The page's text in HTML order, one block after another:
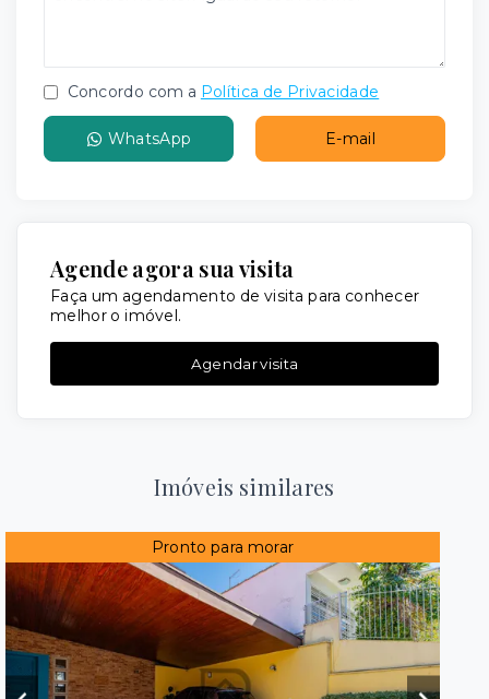
Concordo com a Política de Privacidade
WhatsApp E-mail
Agende agora sua visita
Faça um agendamento de visita para conhecer
melhor o imóvel.
Agendar visita
Imóveis similares
Pronto para morar